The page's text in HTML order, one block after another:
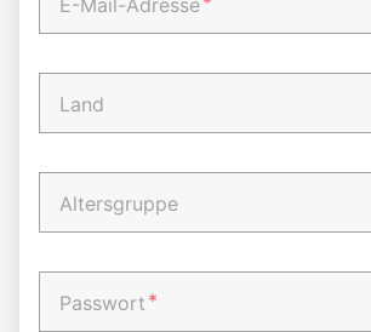
E-Mail-Adresse
Land
Altersgruppe
Passwort *